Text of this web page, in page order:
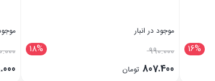
25%
موجود در انبار
14%
1.100.000